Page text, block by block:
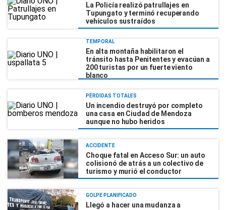
La Policía realizó patrullajes en
Tupungato y terminó recuperando
vehículos sustraídos
TEMPORAL
En alta montaña habilitaron el
tránsito hasta Penitentes y evacúan a
200 turistas por un fuerte viento
blanco
PÉRDIDAS TOTALES
Un incendio destruyó por completo
una casa en Ciudad de Mendoza
aunque no hubo heridos
ACCIDENTE
Choque fatal en Acceso Sur: un auto
colisionó de atrás a un colectivo de
turismo y murió el conductor
GOLPE PLANIFICADO
Llegó a hacer una mudanza a